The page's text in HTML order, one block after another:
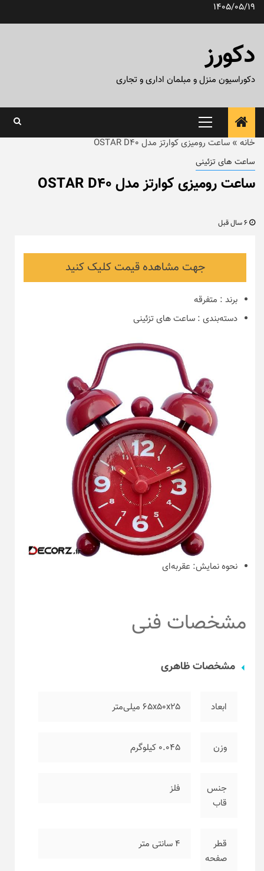
پرش1405/05/19
دکورز
دکوراسیون منزل و مبلمان اداری و تجاری
منوی
اصلی
خانه » ساعت رومیزی کوارتز مدل OSTAR D40
ساعت های تزئینی
ساعت رومیزی کوارتز مدل OSTAR D40
جهت مشاهده قیمت کلیک کنید
برند : متفرقه
دسته‌بندی : ساعت های تزئینی
نحوه نمایش: عقربه‌ای
مشخصات فنی
مشخصات ظاهری
ابعاد ۶۵x50x25 میلی‌متر
وزن ۰.۰۴۵ کیلوگرم
جنس
قاب
فلز
قطر
صفحه
۴ سانتی متر